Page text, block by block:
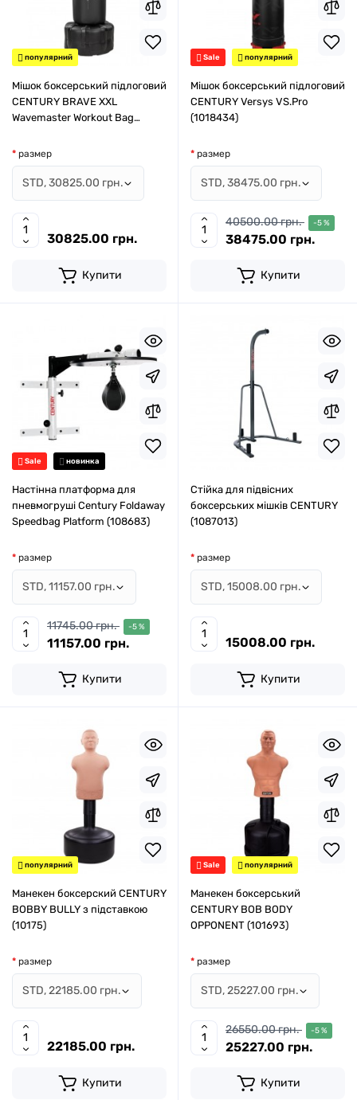
популярний
Мішок боксерський підлоговий
CENTURY BRAVE XXL
Wavemaster Workout Bag
размер
30825.00 грн.
Купити
Sale популярний
Мішок боксерський підлоговий
CENTURY Versys VS.Pro
(1018434)
размер
40500.00 грн. -5 %
38475.00 грн.
Купити
Sale новинка
Настінна платформа для
пневмогруші Century Foldaway
Speedbag Platform (108683)
размер
11745.00 грн. -5 %
11157.00 грн.
Купити
Стійка для підвісних
боксерських мішків CENTURY
(1087013)
размер
15008.00 грн.
Купити
популярний
Манекен боксерский CENTURY
BOBBY BULLY з підставкою
(10175)
размер
22185.00 грн.
Купити
Sale популярний
Манекен боксерський
CENTURY BOB BODY
OPPONENT (101693)
размер
26550.00 грн. -5 %
25227.00 грн.
Купити